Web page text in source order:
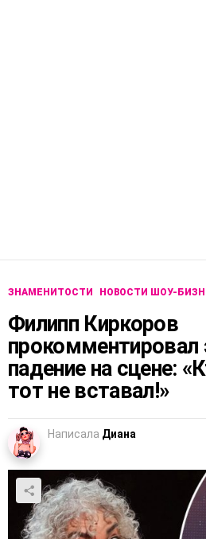
ЗНАМЕНИТОСТИ НОВОСТИ ШОУ-
Филипп Киркоров
прокомментировал
падение на сцене:
тот не вставал!»
Написала Диана